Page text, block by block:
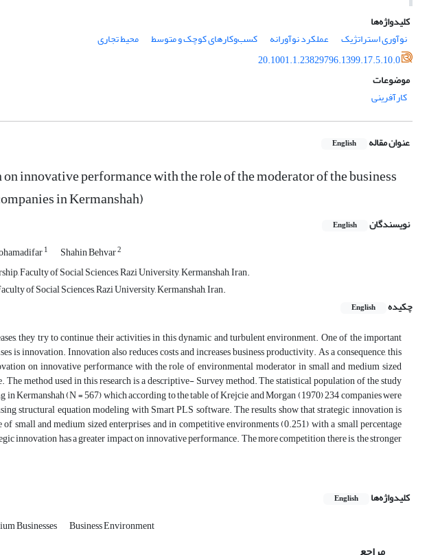
کلیدواژه‌ها
نوآوری استراتژیک
عملکرد نوآورانه کسب‌وکارهای کوچک و متوسط
محیط تجاری
20.1001.1.23829796.1399.17.5.10.0
موضوعات
کارآفرینی
عنوان مقاله English
innovative performance with the role of the moderator of the business
in Kermanshah)
نویسندگان English
1 Shahin Behvar2
Faculty of Social Sciences, Razi University, Kermanshah, Iran.
of Social Sciences, Razi University, Kermanshah, Iran.
چکیده
English
they try to continue their activities in this dynamic and turbulent environment. One of the important
is innovation. Innovation also reduces costs and increases business productivity. As a consequence, this
on innovative performance with the role of environmental moderator in small and medium sized
method used in this research is a descriptive- Survey method. The statistical population of the study
Kermanshah (N = 567) which according to the table of Krejcie and Morgan (1970) 234 companies were
structural equation modeling with Smart PLS software. The results show that strategic innovation is
small and medium sized enterprises and in competitive environments (0.251) with a small percentage
innovation has a greater impact on innovative performance. The more competition there is, the stronger
کلیدواژه‌ها English
Businesses Business Environment